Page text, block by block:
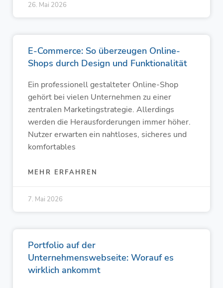
26. Mai 2026
E-Commerce: So überzeugen Online-
Shops durch Design und Funktionalität
Ein professionell gestalteter Online-Shop
gehört bei vielen Unternehmen zu einer
zentralen Marketingstrategie. Allerdings
werden die Herausforderungen immer höher.
Nutzer erwarten ein nahtloses, sicheres und
komfortables
MEHR ERFAHREN
7. Mai 2026
Portfolio auf der
Unternehmenswebseite: Worauf es
wirklich ankommt